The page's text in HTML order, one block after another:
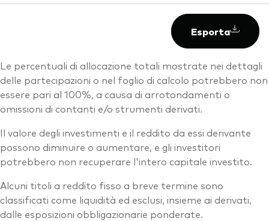
Esporta
Le percentuali di allocazione totali mostrate nei dettagli
delle partecipazioni o nel foglio di calcolo potrebbero non
essere pari al 100%, a causa di arrotondamenti o
omissioni di contanti e/o strumenti derivati.
Il valore degli investimenti e il reddito da essi derivante
possono diminuire o aumentare, e gli investitori
potrebbero non recuperare l'intero capitale investito.
Alcuni titoli a reddito fisso a breve termine sono
classificati come liquidità ed esclusi, insieme ai derivati,
dalle esposizioni obbligazionarie ponderate.